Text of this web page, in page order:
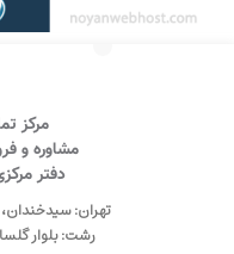
مرکز
مشاوره و
دفتر
تهران: سیدخندان،
رشت: بلوار گلسار، کوچه